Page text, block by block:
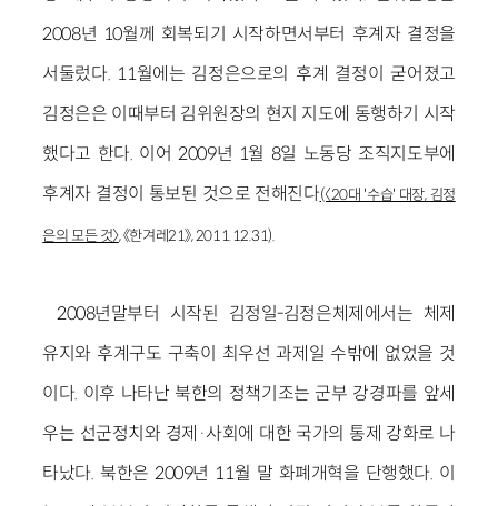
2008년 10월께 회복되기 시작하면서부터 후계자 결정을
서둘렀다. 11월에는 김정은으로의 후계 결정이 굳어졌고
김정은은 이때부터 김위원장의 현지 지도에 동행하기 시작
했다고 한다. 이어 2009년 1월 8일 노동당 조직지도부에
후계자 결정이 통보된 것으로 전해진다(〈20대 '수습' 대장, 김정
은의 모든 것〉, 《한겨레21》, 2011.12.31).
2008년말부터 시작된 김정일-김정은체제에서는 체제
유지와 후계구도 구축이 최우선 과제일 수밖에 없었을 것
이다. 이후 나타난 북한의 정책기조는 군부 강경파를 앞세
우는 선군정치와 경제·사회에 대한 국가의 통제 강화로 나
타났다. 북한은 2009년 11월 말 화폐개혁을 단행했다. 이